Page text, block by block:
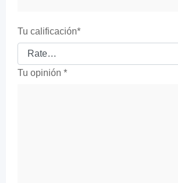
Tu calificación*
Tu opinión *